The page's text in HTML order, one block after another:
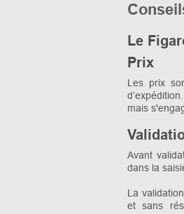
Le
Prix
Les prix
mais
Avant
dans la
La
et sans